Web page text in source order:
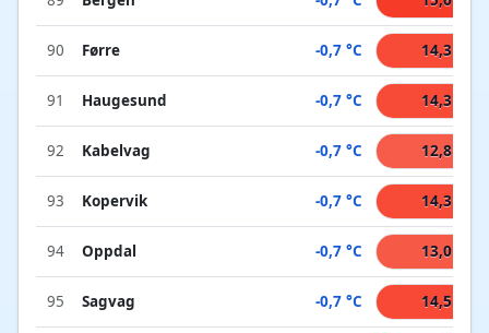
90 Førre -0,7 °C 14,3 °C
91 Haugesund -0,7 °C 14,3 °C
92 Kabelvag -0,7 °C 12,8 °C
93 Kopervik -0,7 °C 14,3 °C
94 Oppdal -0,7 °C 13,0 °C
95 Sagvag -0,7 °C 14,5 °C